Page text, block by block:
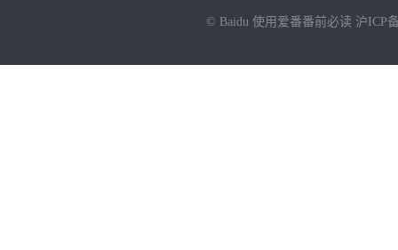
© Baidu 使用爱番番前必读 沪ICP